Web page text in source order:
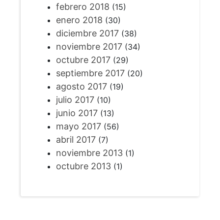
febrero 2018 (15)
enero 2018 (30)
diciembre 2017(38)
noviembre 2017(34)
octubre 2017(29)
septiembre 2017(20)
agosto 2017(19)
julio 2017(10)
junio 2017(13)
mayo 2017(56)
abril 2017(7)
noviembre 2013(1)
octubre 2013(1)